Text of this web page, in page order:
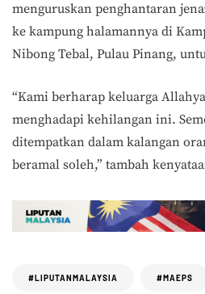
menguruskan penghantaran
ke kampung halamannya di
Nibong Tebal, Pulau Pinang,
“Kami berharap keluarga
menghadapi kehilangan ini.
ditempatkan dalam kalangan
beramal soleh,” tambah
#LIPUTANMALAYSIA #MAEPS